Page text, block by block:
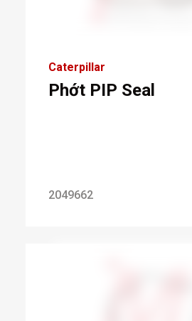
Caterpillar
Phớt PIP Seal
2049662